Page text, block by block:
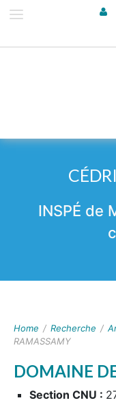
INSPÉ de
Home / Recherche /
RAMASSAMY
DOMAINE
Section CNU :